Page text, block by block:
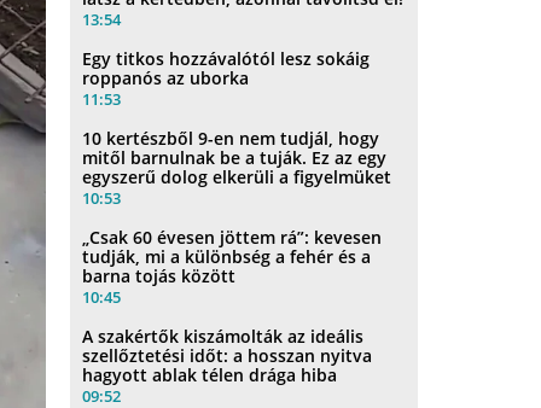
13:54
Egy titkos hozzávalótól lesz sokáig
roppanós az uborka
11:53
10 kertészből 9-en nem tudjál, hogy
mitől barnulnak be a tuják. Ez az egy
egyszerű dolog elkerüli a figyelmüket
10:53
„Csak 60 évesen jöttem rá”: kevesen
tudják, mi a különbség a fehér és a
barna tojás között
10:45
A szakértők kiszámolták az ideális
szellőztetési időt: a hosszan nyitva
hagyott ablak télen drága hiba
09:52